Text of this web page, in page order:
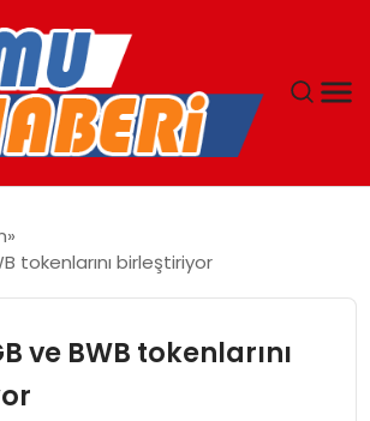
tokenlarını birleştiriyor
ve BWB tokenlarını